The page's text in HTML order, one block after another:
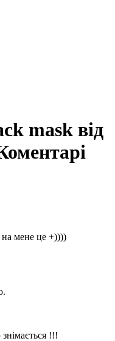
mask від
на мене це +))))
!!!